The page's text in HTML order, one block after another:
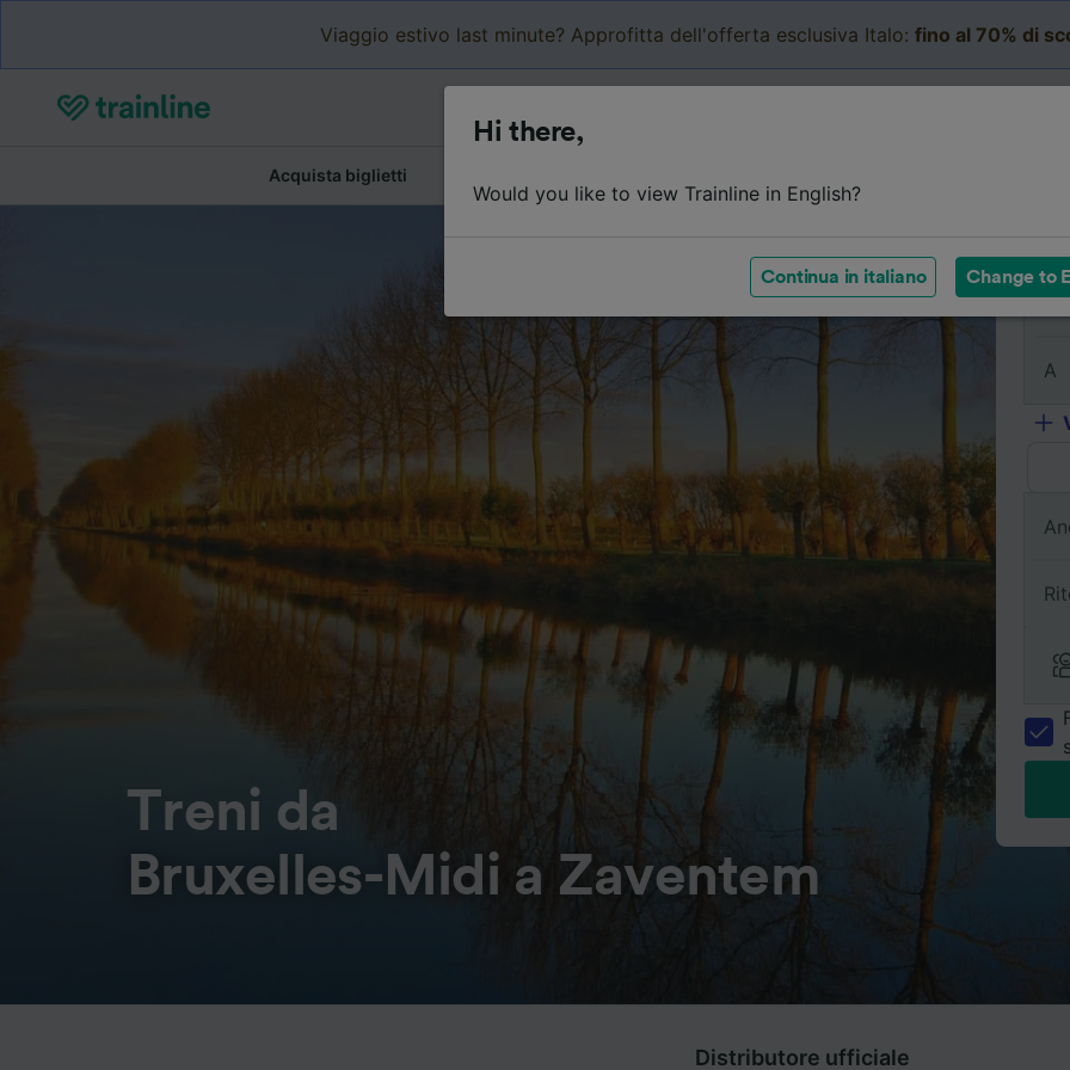
Viaggio estivo last minute? Approfitta dell'offerta esclusiva Italo: fino al 70% di
Acquista biglietti
Treni da
Bruxelles-Midi a Zaventem
Da
A
Distributore ufficiale
Hi there,
Would you like to view Trainline in English?
Continua in italiano Change to